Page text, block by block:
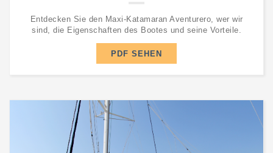
Entdecken Sie den Maxi-Katamaran Aventurero, wer wir
sind, die Eigenschaften des Bootes und seine Vorteile.
PDF SEHEN